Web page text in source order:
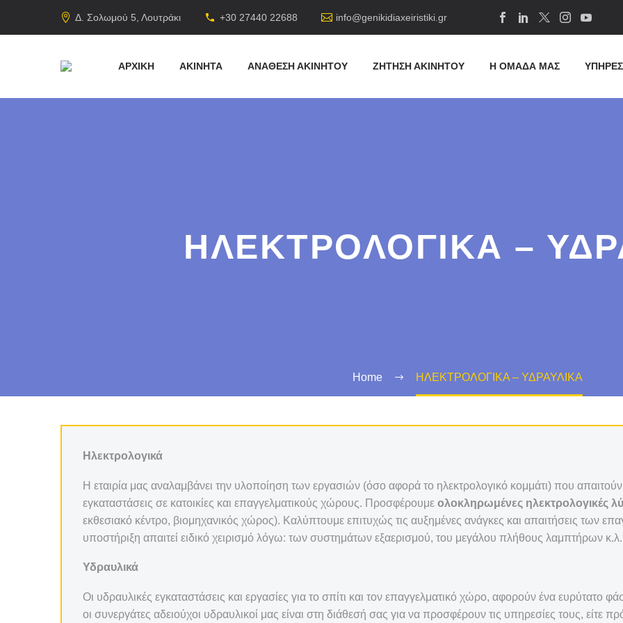
Δ. Σολωμού 5, Λουτράκι +30 27440 22688 info@genikidiaxeiristiki.gr
ΑΡΧΙΚΗ ΑΚΙΝΗΤΑ ΑΝΑΘΕΣΗ ΑΚΙΝΗΤΟΥ ΖΗΤΗΣΗ ΑΚΙΝΗΤΟΥ Η ΟΜΑΔΑ ΜΑΣ
ΗΛΕΚΤΡΟΛΟΓΙΚΑ –
Home ΗΛΕΚΤΡΟΛΟΓΙΚΑ – ΥΔΡΑΥΛΙΚΑ
Ηλεκτρολογικά
Η εταιρία μας αναλαμβάνει την υλοποίηση των εργασιών (όσο αφορά το ηλεκτρολογικό κομμάτι) που
εγκαταστάσεις σε κατοικίες και επαγγελματικούς χώρους. Προσφέρουμε ολοκληρωμένες ηλεκτρολογικές
εκθεσιακό κέντρο, βιομηχανικός χώρος). Καλύπτουμε επιτυχώς τις αυξημένες ανάγκες και απαιτήσεις των
υποστήριξη απαιτεί ειδικό χειρισμό λόγω: των συστημάτων εξαερισμού, του μεγάλου πλήθους λαμπτήρων
Υδραυλικά
Οι υδραυλικές εγκαταστάσεις και εργασίες για το σπίτι και τον επαγγελματικό χώρο, αφορούν ένα ευρύτατο
οι συνεργάτες αδειούχοι υδραυλικοί μας είναι στη διάθεσή σας για να προσφέρουν τις υπηρεσίες τους, είτε